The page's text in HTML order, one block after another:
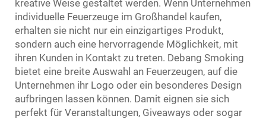
kreative Weise gestaltet werden. Wenn Unternehmen
individuelle Feuerzeuge im Großhandel kaufen,
erhalten sie nicht nur ein einzigartiges Produkt,
sondern auch eine hervorragende Möglichkeit, mit
ihren Kunden in Kontakt zu treten. Debang Smoking
bietet eine breite Auswahl an Feuerzeugen, auf die
Unternehmen ihr Logo oder ein besonderes Design
aufbringen lassen können. Damit eignen sie sich
perfekt für Veranstaltungen, Giveaways oder sogar